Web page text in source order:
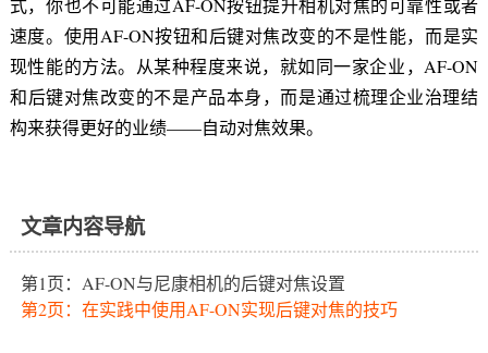
式，你也不可能通过AF-ON按钮提升相机对焦的可靠性或者
速度。使用AF-ON按钮和后键对焦改变的不是性能，而是实
现性能的方法。从某种程度来说，就如同一家企业，AF-ON
和后键对焦改变的不是产品本身，而是通过梳理企业治理结
构来获得更好的业绩——自动对焦效果。
文章内容导航
第1页：AF-ON与尼康相机的后键对焦设置
第2页：在实践中使用AF-ON实现后键对焦的技巧